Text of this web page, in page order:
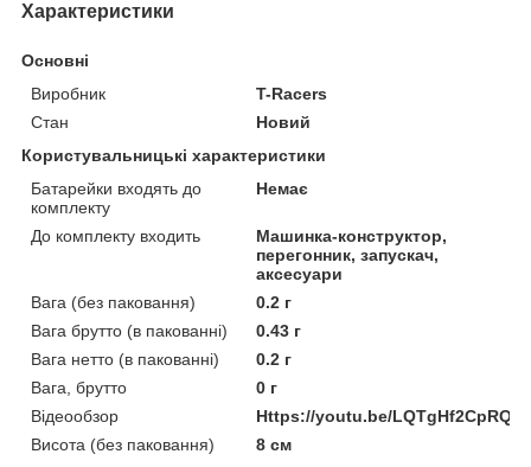
Характеристики
Основні
Виробник
T-Racers
Стан
Новий
Користувальницькі характеристики
Батарейки входять до
комплекту
Немає
До комплекту входить
Машинка-конструктор,
перегонник, запускач,
аксесуари
Вага (без паковання)
0.2 г
Вага брутто (в пакованні)
0.43 г
Вага нетто (в пакованні)
0.2 г
Вага, брутто
0 г
Відеообзор
Https://youtu.be/LQTgHf2CpRQ
Висота (без паковання)
8 см